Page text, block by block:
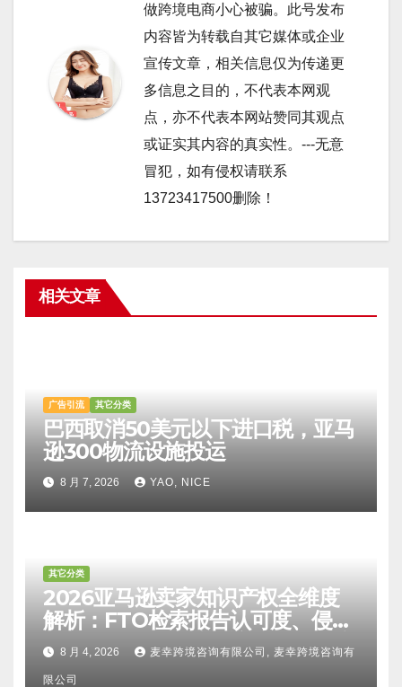
做跨境电商小心被骗。此号发布
内容皆为转载自其它媒体或企业
宣传文章，相关信息仅为传递更
多信息之目的，不代表本网观
点，亦不代表本网站赞同其观点
或证实其内容的真实性。---无意
冒犯，如有侵权请联系
13723417500删除！
相关文章
广告引流 其它分类
巴西取消50美元以下进口税，亚马
逊300物流设施投运
8 月 7, 2026 YAO, NICE
其它分类
2026亚马逊卖家知识产权全维度
解析：FTO检索报告认可度、侵权
比对区别、TRO应诉方法及服务商
甄选避坑全攻略
8 月 4, 2026 麦幸跨境咨询有限公司, 麦幸跨境咨询有
限公司